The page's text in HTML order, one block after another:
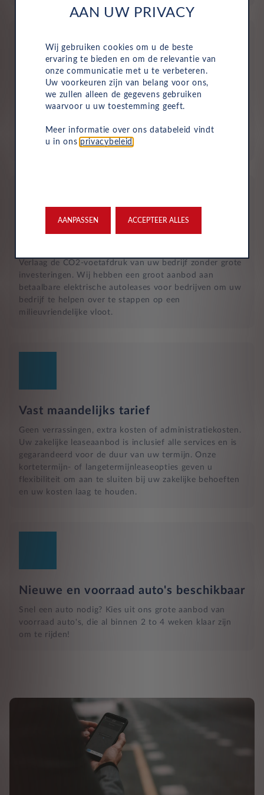
Geen investering of aanbetaling nodig
Bij zakelijke lease is de leasemaatschappij eigenaar van
loopt uw bedrijf geen waarderisico en krijgt u niet te
maken met onverwachte rekeningen.
Verlaag de CO2-voetafdruk van uw bedrijf zonder grote
investeringen. Wij hebben een groot aanbod aan
betaalbare elektrische autoleases voor bedrijven om uw
bedrijf te helpen over te stappen op een
milieuvriendelijke vloot.
Vast maandelijks tarief
Geen verrassingen, extra kosten of administratiekosten.
Uw zakelijke leaseaanbod is inclusief alle services en is
gegarandeerd voor de duur van uw termijn. Onze
kortetermijn- of langetermijnleaseopties geven u
flexibiliteit om aan te sluiten bij uw zakelijke behoeften
en uw kosten laag te houden.
Nieuwe en voorraad auto's beschikbaar
Snel een auto nodig? Kies uit ons grote aanbod van
voorraad auto's, die al binnen 2 to 4 weken klaar zijn
om te rijden!
AAN UW PRIVACY
Wij gebruiken cookies om u de beste
ervaring te bieden en om de relevantie van
onze communicatie met u te verbeteren.
Uw voorkeuren zijn van belang voor ons,
we zullen alleen de gegevens gebruiken
waarvoor u uw toestemming geeft.
Meer informatie over ons databeleid vindt
u in ons privacybeleid
AANPASSEN ACCEPTEER ALLES